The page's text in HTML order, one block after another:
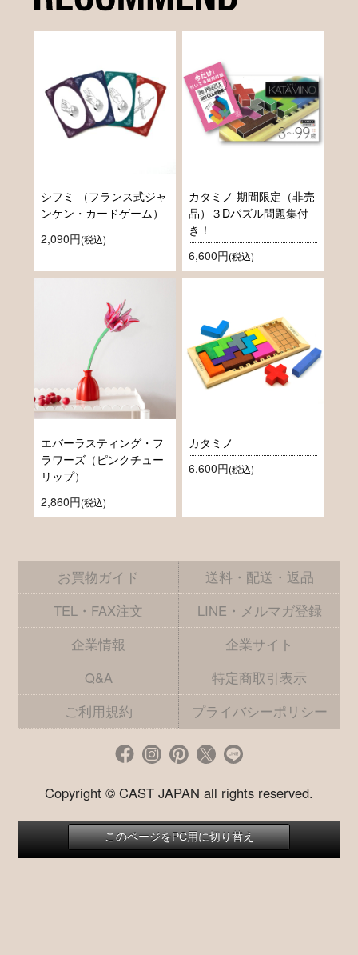
シフミ （フランス式ジャ
ンケン・カードゲーム）
2,090円(税込)
カタミノ 期間限定（非売
品）３Dパズル問題集付
き！
6,600円(税込)
エバーラスティング・フ
ラワーズ（ピンクチュー
リップ）
2,860円(税込)
カタミノ
6,600円(税込)
お買物ガイド
送料・配送・返品
TEL・FAX注文
LINE・メルマガ登録
企業情報
企業サイト
Q&A
特定商取引表示
ご利用規約
プライバシーポリシー
Copyright © CAST JAPAN all rights reserved.
このページをPC用に切り替え